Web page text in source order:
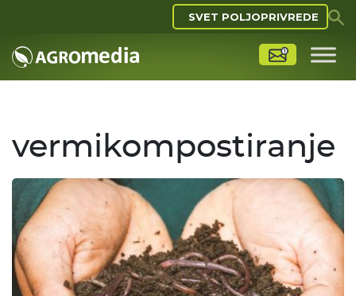
SVET POLJOPRIVREDE
vermikompostiranje